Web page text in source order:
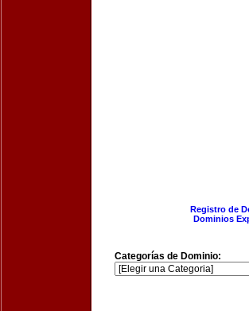
Registro de
Dominios
Categorías de Dominio: